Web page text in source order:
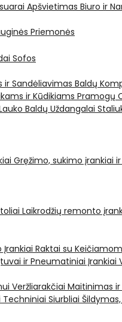
Apšvietimas Biuro ir
Priemonės
Sofos
ir Sandėliavimas Baldų
ir Kūdikiams Pramogų
Baldų Uždangalai
Gręžimo, sukimo įrankiai
Laikrodžių remonto
Įrankiai Raktai su
ir Pneumatiniai Įrankiai
Veržliarakčiai Maitinimas ir
Techniniai Siurbliai